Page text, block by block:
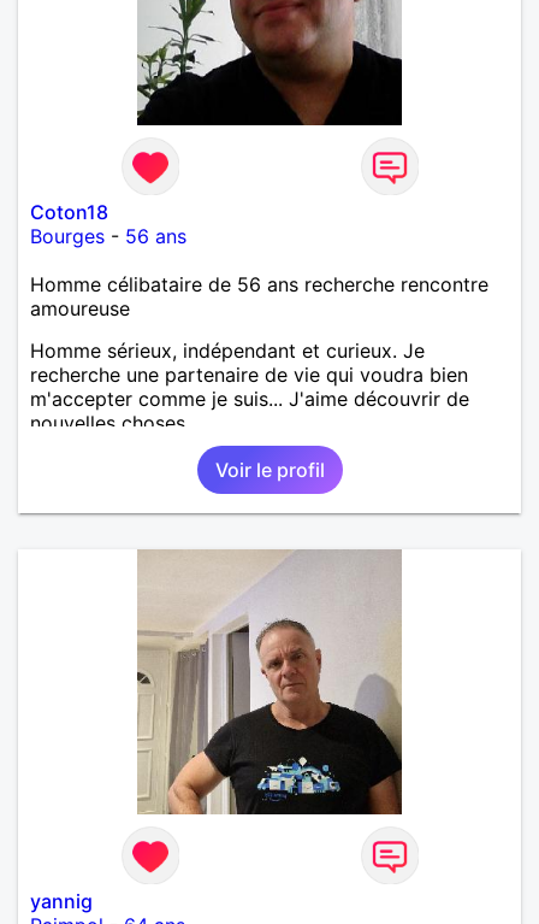
Coton18
Bourges - 56 ans
Homme célibataire de 56 ans recherche rencontre
amoureuse
Homme sérieux, indépendant et curieux. Je
recherche une partenaire de vie qui voudra bien
m'accepter comme je suis... J'aime découvrir de
nouvelles choses...
Voir le profil
yannig